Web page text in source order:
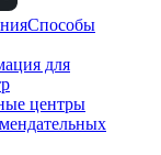
Способы
для
центры